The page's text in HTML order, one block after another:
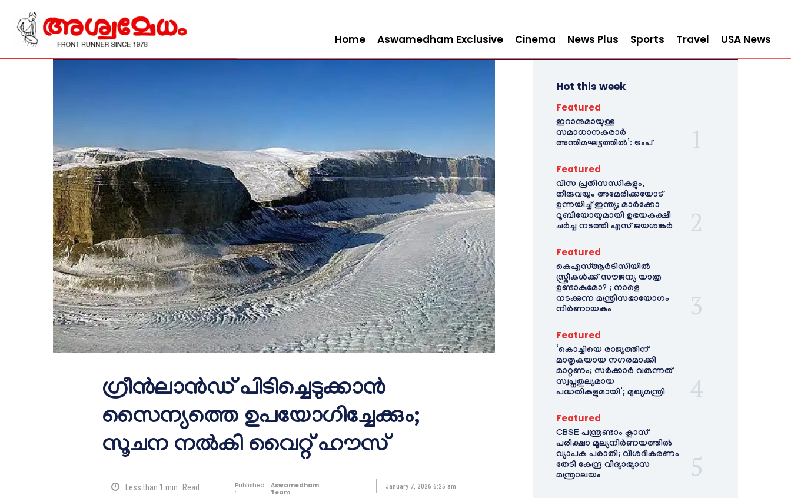
Home Aswamedham Exclusive Cinema News Plus Sports Travel USA News
ഗ്രീൻലാൻഡ് പിടിച്ചെടുക്കാൻ
സൈന്യത്തെ ഉപയോഗിച്ചേക്കും;
സൂചന നൽകി വൈറ്റ് ഹൗസ്
Less than 1 min. Read
Published
:
Aswamedham
Team
January 7, 2026 6:25 am
Hot this week
Featured
ഇറാനുമായുള്ള
സമാധാനകരാർ
അന്തിമഘട്ടത്തിൽ‌’: ട്രംപ്
Featured
വിസ പ്രതിസന്ധികളും,
തീരുവയും അമേരിക്കയോട്
ഉന്നയിച്ച് ഇന്ത്യ; മാർക്കോ
റൂബിയോയുമായി ഉഭയകക്ഷി
ചർച്ച നടത്തി എസ് ജയശങ്കർ
Featured
കെഎസ്ആർടിസിയിൽ
സ്ത്രീകൾക്ക് സൗജന്യ യാത്ര
ഉണ്ടാകുമോ? ; നാളെ
നടക്കുന്ന മന്ത്രിസഭായോഗം
നിർണായകം
Featured
‘കൊച്ചിയെ രാജ്യത്തിന്
മാതൃകയായ നഗരമാക്കി
മാറ്റണം; സർക്കാർ വരുന്നത്
സ്വപ്നതുല്യമായ
പദ്ധതികളുമായി’; മുഖ്യമന്ത്രി
Featured
CBSE പന്ത്രണ്ടാം ക്ലാസ്
പരീക്ഷാ മൂല്യനിർണയത്തിൽ
വ്യാപക പരാതി; വിശദീകരണം
തേടി കേന്ദ്ര വിദ്യാഭ്യാസ
മന്ത്രാലയം